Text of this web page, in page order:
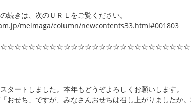
は、次のＵＲＬをご覧ください。
melmaga/column/newcontents33.html#001803
タートしました。本年もどうぞよろしくお願いします。
おせち」ですが、みなさんおせちは召し上がりましたか